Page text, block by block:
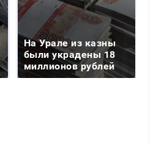
На Урале из казны
были украдены 18
миллионов рублей